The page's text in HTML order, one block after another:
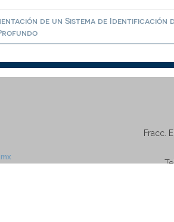
de un Sistema de Identificación
Fracc.